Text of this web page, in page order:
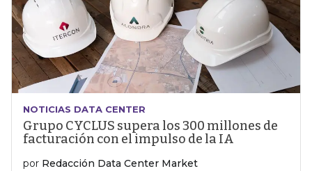
NOTICIAS DATA CENTER
Grupo CYCLUS supera los 300 millones de
facturación con el impulso de la IA
por Redacción Data Center Market